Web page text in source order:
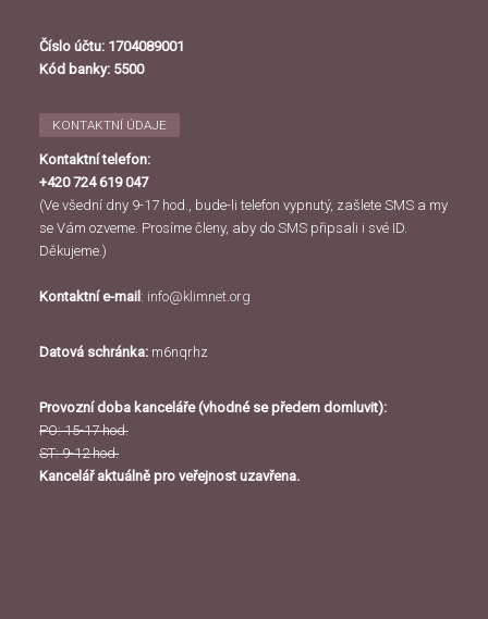
Číslo účtu: 1704089001
Kód banky: 5500
KONTAKTNÍ ÚDAJE
Kontaktní telefon:
+420 724 619 047
(Ve všední dny 9-17 hod., bude-li telefon vypnutý, zašlete SMS a my
se Vám ozveme. Prosíme členy, aby do SMS připsali i své ID.
Děkujeme.)
Kontaktní e-mail : info@klimnet.org
Datová schránka: m6nqrhz
Provozní doba kanceláře (vhodné se předem domluvit):
PO: 15-17 hod.
ST: 9-12 hod.
Kancelář aktuálně pro veřejnost uzavřena.